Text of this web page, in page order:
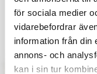
för sociala medier
vidarebefordrar
information från din
annons- och
kan i sin tur